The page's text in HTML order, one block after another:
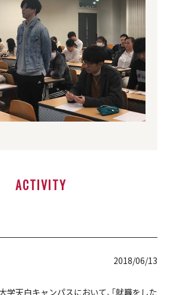
ACTIVITY
2018/06/13
学天白キャンパスにおいて、「就職をした